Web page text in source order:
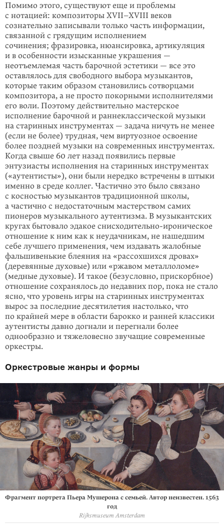
Помимо этого, существуют еще и проблемы
с нотацией: композиторы XVII–XVIII веков
сознательно записывали только часть информации,
связанной с грядущим исполнением
сочинения; фразировка, нюансировка, артикуляция
и в особенности изысканные украшения —
неотъемлемая часть барочной эстетики — все это
оставлялось для свободного выбора музыкантов,
которые таким образом становились сотворцами
композитора, а не просто покорными исполнителями
его воли. Поэтому действительно мастерское
исполнение барочной и раннеклассической музыки
на старинных инструментах — задача ничуть не менее
(если не более) трудная, чем виртуозное освоение
более поздней музыки на современных инструментах.
Когда свыше 60 лет назад появились первые
энтузиасты исполнения на старинных инструментах
(«аутентисты»), они были нередко встречены в штыки
именно в среде коллег. Частично это было связано
с косностью музыкантов традиционной школы,
а частично с недостаточным мастерством самих
пионеров музыкального аутентизма. В музыкантских
кругах бытовало эдакое снисходительно-ирони­ческое
отношение к ним как к неудачникам, не нашедшим
себе лучшего применения, чем издавать жалобные
фальшивенькие блеяния на «рассохшихся дровах»
(деревянные духовые) или «ржавом металлоломе»
(медные духовые). И такое (безусловно, прискорбное)
отношение сохранялось до недавних пор, пока не стало
ясно, что уровень игры на старинных инструментах
вырос за последние десятилетия настолько, что
по крайней мере в области барокко и ранней классики
аутентисты давно догнали и перегнали более
однообразно и тяжеловесно звучащие современные
оркестры.
Оркестровые жанры и формы
Фрагмент портрета Пьера Мушерона с семьей. Автор неизвестен. 1563
год
Rijksmuseum Amsterdam